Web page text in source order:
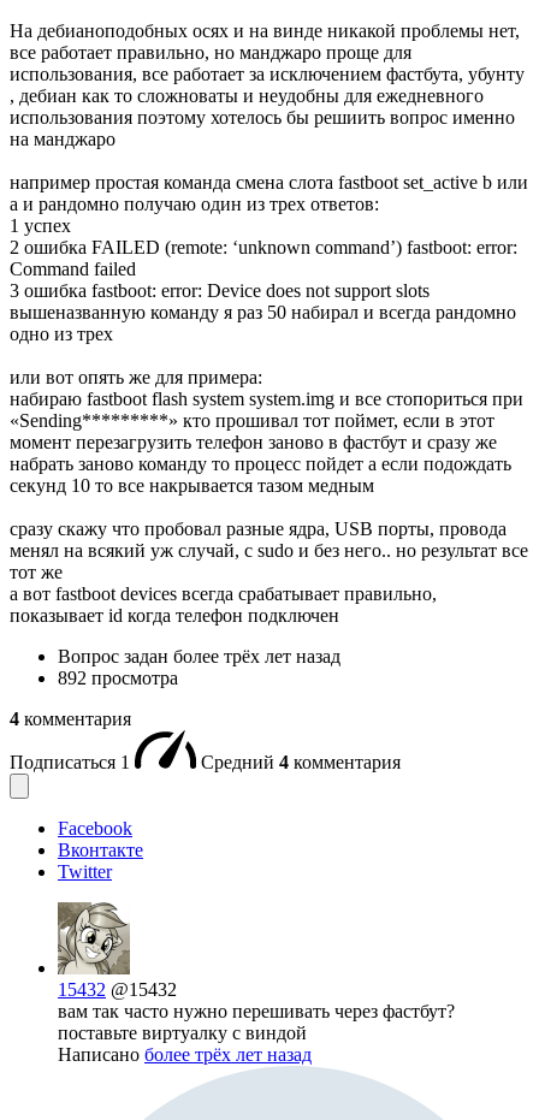
На дебианоподобных осях и на винде никакой проблемы нет,
все работает правильно, но манджаро проще для
использования, все работает за исключением фастбута, убунту
, дебиан как то сложноваты и неудобны для ежедневного
использования поэтому хотелось бы решиить вопрос именно
на манджаро
например простая команда смена слота fastboot set_active b или
a и рандомно получаю один из трех ответов:
1 успех
2 ошибка FAILED (remote: ‘unknown command’) fastboot: error:
Command failed
3 ошибка fastboot: error: Device does not support slots
вышеназванную команду я раз 50 набирал и всегда рандомно
одно из трех
или вот опять же для примера:
набираю fastboot flash system system.img и все стопориться при
«Sending*********» кто прошивал тот поймет, если в этот
момент перезагрузить телефон заново в фастбут и сразу же
набрать заново команду то процесс пойдет а если подождать
секунд 10 то все накрывается тазом медным
сразу скажу что пробовал разные ядра, USB порты, провода
менял на всякий уж случай, с sudo и без него.. но результат все
тот же
а вот fastboot devices всегда срабатывает правильно,
показывает id когда телефон подключен
Вопрос задан более трёх лет назад
892 просмотра
4 комментария
Подписаться 1 Средний 4 комментария
Facebook
Вконтакте
Twitter
15432 @15432
вам так часто нужно перешивать через фастбут?
поставьте виртуалку с виндой
Написано более трёх лет назад